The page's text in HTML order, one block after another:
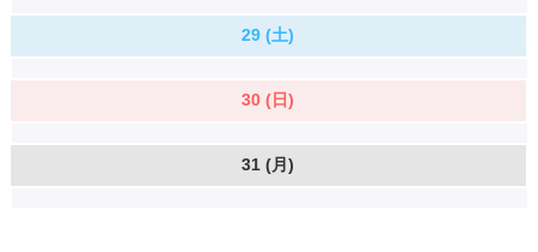
29 (土)
30 (日)
31 (月)